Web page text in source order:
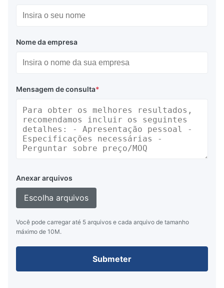
Nome da empresa
Mensagem de consulta*
Anexar arquivos
Escolha arquivos
Você pode carregar até 5 arquivos e cada arquivo de tamanho
máximo de 10M.
Submeter